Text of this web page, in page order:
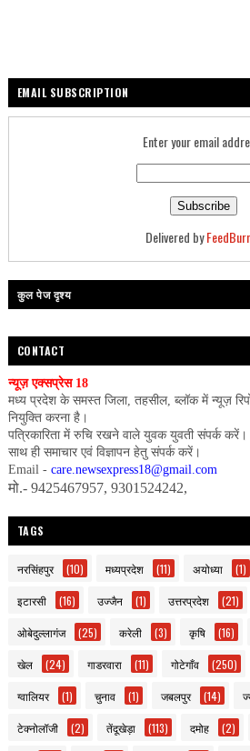
EMAIL SUBSCRIPTION
Enter your email
Delivered by
कुल पेज दृश्य
CONTACT
न्यूज़ एक्सप्रेस 18
मध्य प्रदेश के समस्त जिला, तहसील, ब्लॉक में न्यूज़
नियुक्ति करना है।
पत्रिकारिता में रुचि रखने वाले युवक युवती संपर्क करें।
साथ ही समाचार एवं विज्ञापन हेतु संपर्क करें।
Email - care.newsexpress18@gmail.com
मो.- 9425467957, 9301524242,
TAGS
नरसिंहपुर (10) मध्यप्रदेश (11) अयोध्या (1)
इटारसी (16) उज्जैन (1) उत्तरप्रदेश (21)
ओबेदुल्लागंज (25) करेली (3) कृषि (16)
खेल (24) गाडरवारा (11) गोटेगाँव (250)
ग्वालियर (1) चुनाव (1) जबलपुर (14)
टेक्नोलॉजी (2) तेंदूखेड़ा (113) दमोह (2)